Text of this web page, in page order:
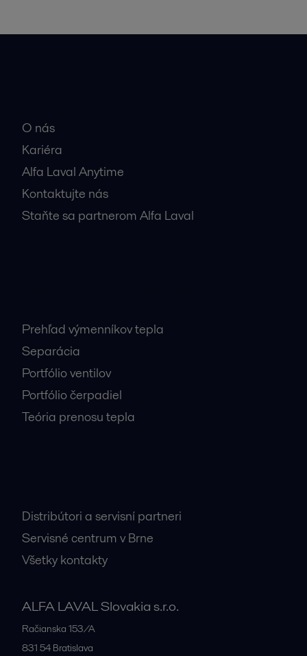
O nás
Kariéra
Alfa Laval Anytime
Kontaktujte nás
Staňte sa partnerom Alfa Laval
Prehľad výmenníkov tepla
Separácia
Portfólio ventilov
Portfólio čerpadiel
Teória prenosu tepla
Distribútori a servisní partneri
Servisné centrum v Brne
Všetky kontakty
ALFA LAVAL Slovakia s.r.o.
Račianska 153/A
831 54 Bratislava